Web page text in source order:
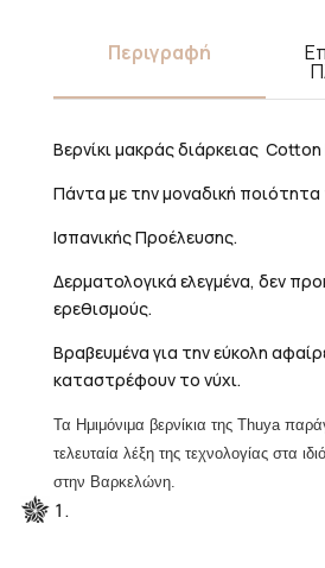
Περιγραφή
Βερνίκι μακράς διάρκειας Cotton
Πάντα με την μοναδική ποιότητα
Ισπανικής Προέλευσης.
Δερματολογικά ελεγμένα, δεν
ερεθισμούς.
Βραβευμένα για την εύκολη
καταστρέφουν το νύχι.
Τα Ημιμόνιμα βερνίκια της Thuya
τελευταία λέξη της τεχνολογίας στα
στην Βαρκελώνη.